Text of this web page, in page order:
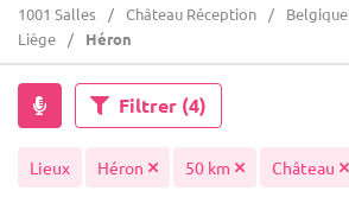
1001 Salles Château Réception Belgique
Liège
Héron
Filtrer (4)
Lieux Héron 50 km Château